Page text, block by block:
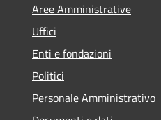
Aree Amministrative
Uffici
Enti e fondazioni
Politici
Personale Amministrativo